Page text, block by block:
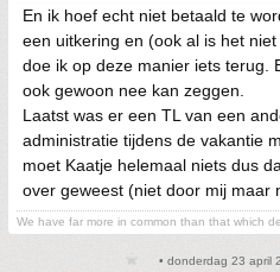
En ik hoef echt niet betaald te
een uitkering en (ook al is het
doe ik op deze manier iets terug.
ook gewoon nee kan zeggen.
Laatst was er een TL van een
administratie tijdens de vakantie
moet Kaatje helemaal niets dus
over geweest (niet door mij maar
We have far more in common than that which
• donderdag 23 april